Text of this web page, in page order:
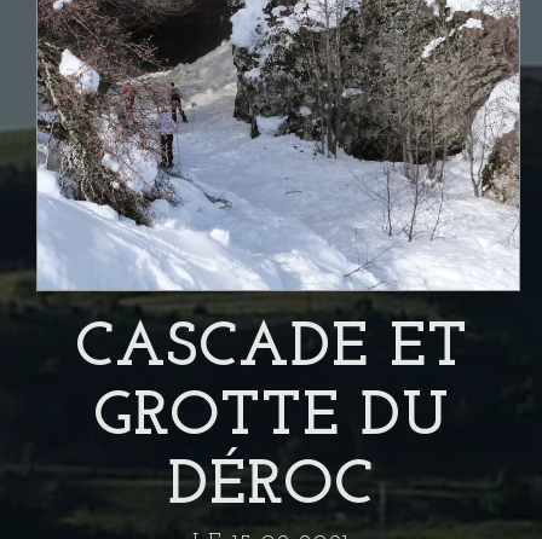
CASCADE ET
GROTTE DU
DÉROC